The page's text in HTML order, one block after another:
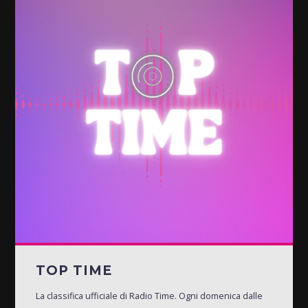
TOP TIME
La classifica ufficiale di Radio Time. Ogni domenica dalle